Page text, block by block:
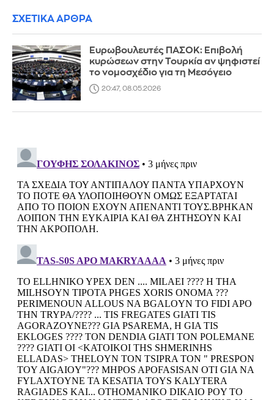
ΣΧΕΤΙΚΑ ΑΡΘΡΑ
Ευρωβουλευτές ΠΑΣΟΚ: Επιβολή
κυρώσεων στην Τουρκία αν ψηφιστεί
το νομοσχέδιο για τη Μεσόγειο
20:47, 08.05.2026